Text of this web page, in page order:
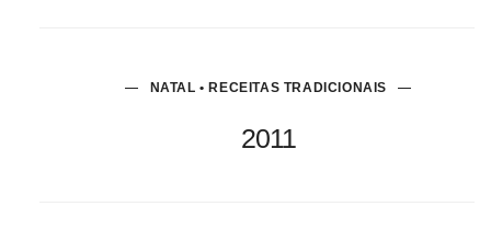
NATAL • RECEITAS TRADICIONAIS
2011